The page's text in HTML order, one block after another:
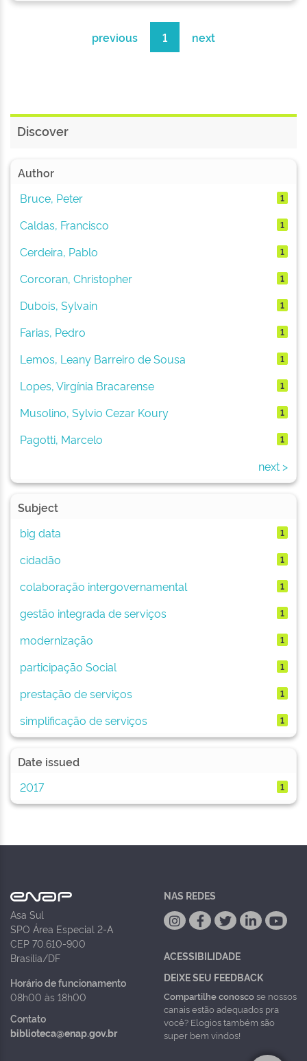
previous 1 next
Discover
Author
Bruce, Peter
1
Caldas, Francisco 1
Cerdeira, Pablo 1
Corcoran, Christopher 1
Dubois, Sylvain 1
Farias, Pedro 1
Lemos, Leany Barreiro de Sousa 1
Lopes, Virgínia Bracarense 1
Musolino, Sylvio Cezar Koury 1
Pagotti, Marcelo 1
next >
Subject
big data
1
cidadão 1
colaboração intergovernamental 1
gestão integrada de serviços 1
modernização 1
participação Social 1
prestação de serviços 1
simplificação de serviços 1
Date issued
2017
1
Asa Sul
SPO Área Especial 2-A
CEP 70.610-900
Brasília/DF
Horário de funcionamento
08h00 às 18h00
Contato
biblioteca@enap.gov.br
NAS REDES
ACESSIBILIDADE
DEIXE SEU FEEDBACK
Compartilhe conoscose nossos
canais estão adequados pra
você? Elogios também são
super bem vindos!